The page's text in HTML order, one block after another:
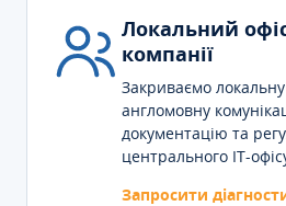
Локальний
компанії
Закриваємо
англомовну
документацію та
центрального IT-
Запросити